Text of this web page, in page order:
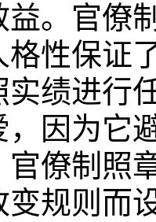
益。官僚
格性保证
实绩进行
，因为它
官僚制照
变规则而